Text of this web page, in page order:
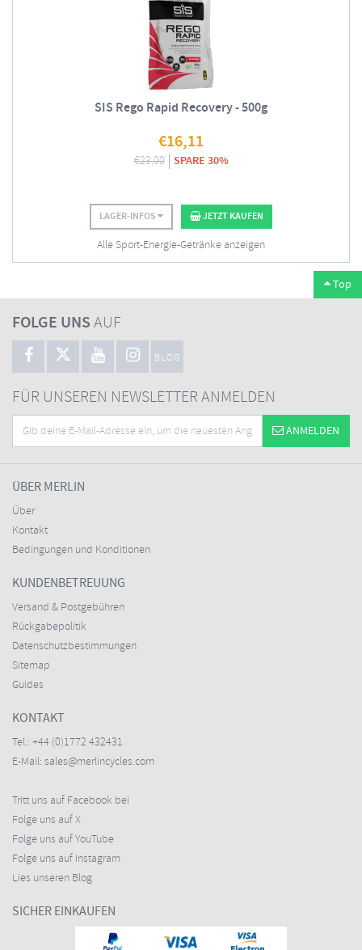
SIS Rego Rapid Recovery - 500g
€16,11
€23,00 SPARE 30%
LAGER-INFOS JETZT KAUFEN
Alle Sport-Energie-Getränke anzeigen
Top
FOLGE UNSAUF
BLOG
FÜR UNSEREN NEWSLETTER ANMELDEN
ANMELDEN
ÜBER MERLIN
Über
Kontakt
Bedingungen und Konditionen
KUNDENBETREUUNG
Versand & Postgebühren
Rückgabepolitik
Datenschutzbestimmungen
Sitemap
Guides
KONTAKT
Tel.: +44 (0)1772 432431
E-Mail: sales@merlincycles.com
Tritt uns auf Facebook bei
Folge uns auf X
Folge uns auf YouTube
Folge uns auf Instagram
Lies unseren Blog
SICHER EINKAUFEN